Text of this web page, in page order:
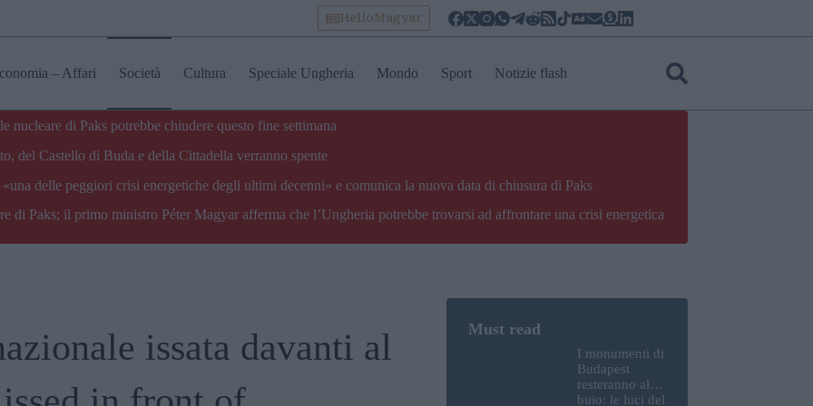
HelloMagyar
– Affari Società Cultura Speciale Ungheria Mondo Sport Notizie flash
nucleare di Paks potrebbe chiudere questo fine settimana
del Castello di Buda e della Cittadella verranno spente
delle peggiori crisi energetiche degli ultimi decenni» e comunica la nuova data di chiusura di Paks
di Paks; il primo ministro Péter Magyar afferma che l’Ungheria potrebbe trovarsi ad affrontare una crisi energetica
issata davanti al
I monumenti di
Budapest
resteranno al
buio: le luci del